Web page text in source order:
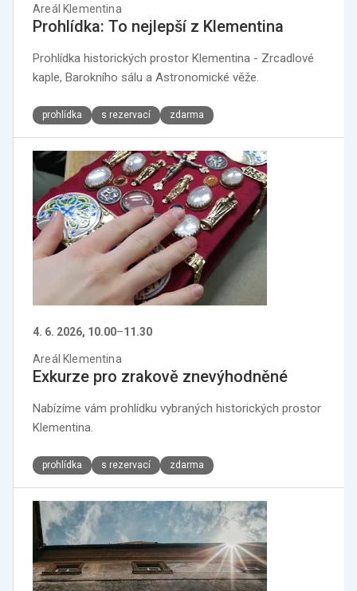
Areál Klementina
Prohlídka: To nejlepší z Klementina
Prohlídka historických prostor Klementina - Zrcadlové
kaple, Barokního sálu a Astronomické věže.
prohlídka s rezervací zdarma
4. 6. 2026, 10.00–11.30
Areál Klementina
Exkurze pro zrakově znevýhodněné
Nabízíme vám prohlídku vybraných historických prostor
Klementina.
prohlídka s rezervací zdarma